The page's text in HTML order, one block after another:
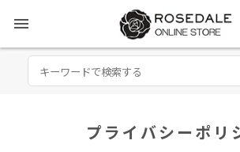
menu
プライバシーポリ